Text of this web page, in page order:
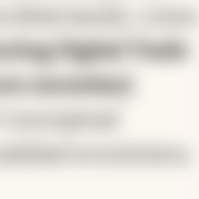
Digital Trade
monetary